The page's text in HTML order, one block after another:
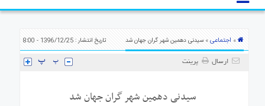
» اجتماعی» سیدنی دهمین شهر گران جهان شد تاریخ انتشار : 1396/12/25 - 8:00
ارسال پرینت
سیدنی دهمین شهر گران جهان شد